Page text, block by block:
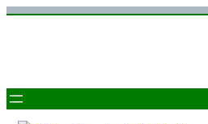
Zum